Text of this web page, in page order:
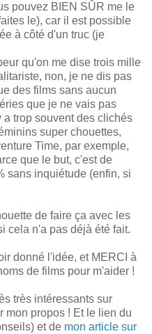
pouvez BIEN SÛR me le
le), car il est possible
à côté d'un truc (je
qu'on me dise trois mille
non, je ne dis pas
des films sans aucun
que je ne vais pas
trop souvent des clichés
super chouettes,
Time, par exemple,
que le but, c'est de
sans inquiétude (enfin, si
de faire ça avec les
cela n'a pas déjà été fait.
donné l'idée, et MERCI à
de films pour m'aider !
très intéressants sur
mon propos ! Et le lien du
et de mon article sur